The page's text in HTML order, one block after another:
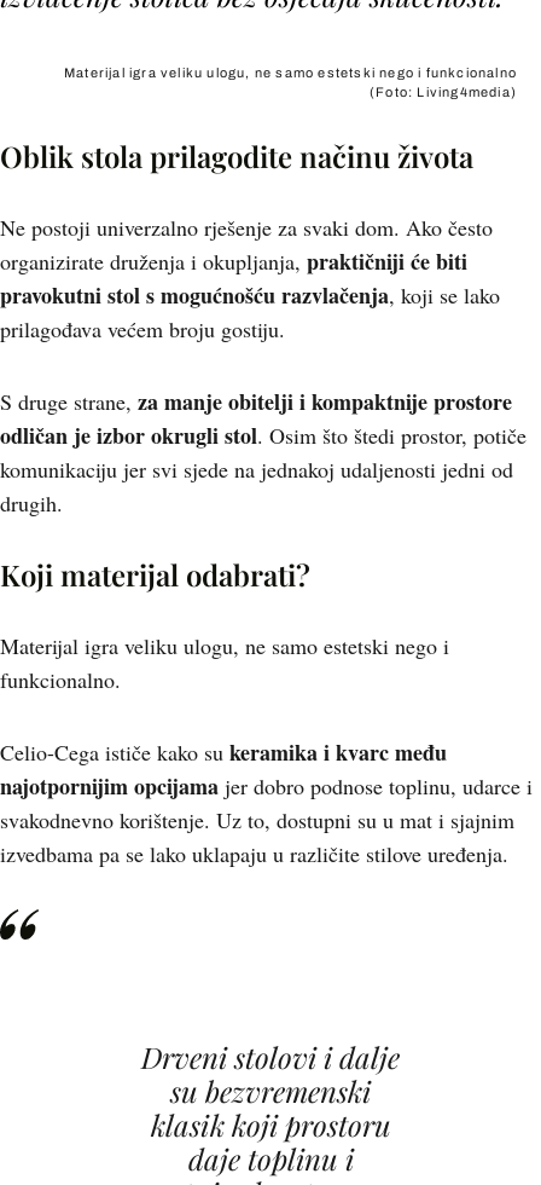
Materijal igra veliku ulogu, ne samo estetski nego i funkcionalno
(Foto: Living4media)
Oblik stola prilagodite načinu života
Ne postoji univerzalno rješenje za svaki dom. Ako često
organizirate druženja i okupljanja, praktičniji će biti
pravokutni stol s mogućnošću razvlačenja, koji se lako
prilagođava većem broju gostiju.
S druge strane, za manje obitelji i kompaktnije prostore
odličan je izbor okrugli stol. Osim što štedi prostor, potiče
komunikaciju jer svi sjede na jednakoj udaljenosti jedni od
drugih.
Koji materijal odabrati?
Materijal igra veliku ulogu, ne samo estetski nego i
funkcionalno.
Celio-Cega ističe kako su keramika i kvarc među
najotpornijim opcijama jer dobro podnose toplinu, udarce i
svakodnevno korištenje. Uz to, dostupni su u mat i sjajnim
izvedbama pa se lako uklapaju u različite stilove uređenja.
Drveni stolovi i dalje
su bezvremenski
klasik koji prostoru
daje toplinu i